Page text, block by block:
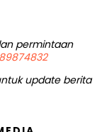
permintaan
update berita